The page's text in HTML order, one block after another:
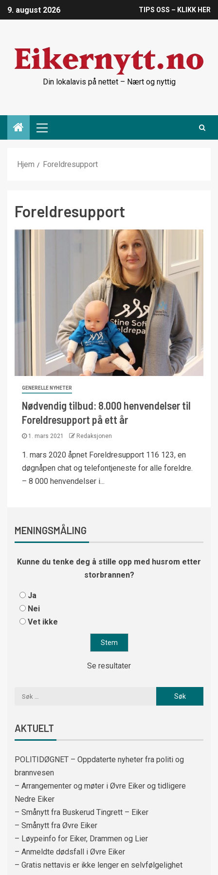
9. august 2026 TIPS OSS – KLIKK HER
Din lokalavis på nettet – Nært og nyttig
Hjem Foreldresupport
Foreldresupport
GENERELLE NYHETER
Nødvendig tilbud: 8.000 henvendelser til
Foreldresupport på ett år
1. mars 2021 Redaksjonen
1. mars 2020 åpnet Foreldresupport 116 123, en
døgnåpen chat og telefontjeneste for alle foreldre.
– 8 000 henvendelser i...
MENINGSMÅLING
Kunne du tenke deg å stille opp med husrom etter
storbrannen?
Ja
Nei
Vet ikke
Se resultater
AKTUELT
POLITIDØGNET – Oppdaterte nyheter fra politi og
brannvesen
– Arrangementer og møter i Øvre Eiker og tidligere
Nedre Eiker
– Smånytt fra Buskerud Tingrett – Eiker
– Smånytt fra Øvre Eiker
– Løypeinfo for Eiker, Drammen og Lier
– Anmeldte dødsfall i Øvre Eiker
– Gratis nettavis er ikke lenger en selvfølgelighet